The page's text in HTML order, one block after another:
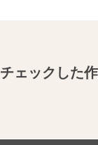
チェックした